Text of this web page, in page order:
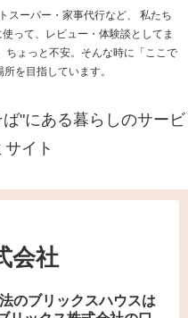
スーパー・家事代行など、 私たち
って、レビュー・体験談としてま
ちょっと不安。そんな時に「ここで
を目指しています。
"にある暮らしのサービ
イト
会社
のブリックスハウスは